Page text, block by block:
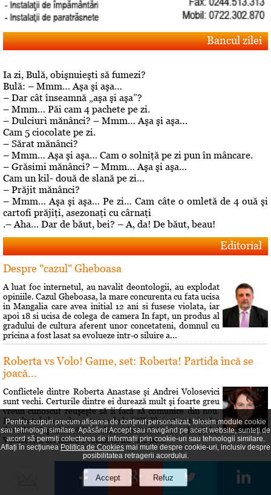
Bancul zilei
Ia zi, Bulă, obişnuieşti să fumezi?
Bulă: – Mmm… Aşa şi aşa…
– Dar cât înseamnă „aşa şi aşa”?
– Mmm… Păi cam 4 pachete pe zi.
– Dulciuri mănânci? – Mmm… Aşa şi aşa…
Cam 5 ciocolate pe zi.
– Sărat mănânci?
– Mmm… Aşa şi aşa… Cam o solniţă pe zi pun în mâncare.
– Grăsimi mănânci? – Mmm… Aşa şi aşa…
Cam un kil- două de slană pe zi…
– Prăjit mănânci?
– Mmm… Aşa şi aşa… Pe zi… Cam câte o omletă de 4 ouă şi
cartofi prăjiţi, asezonaţi cu cârnaţi
.– Aha… Dar de băut, bei? – A, da! De băut, beau!
Editorial
Despre "cazul" Gheboasa
A luat foc internetul, au navalit deontologii, au explodat
opiniile. Cazul Gheboasa, la mare concurenta cu fata ucisa
in Mangalia care avea initial 12 ani si fusese violata, iar
apoi 18 si ucisa de colega de camera In fapt, un produs al
gradului de cultura aferent unor concetateni, domnul cu
pricina a fost lasat sa evolueze intr-o siluire a...
Roberta vs Volo! Game, set: Roberta! Partida încă se
joacă...
Conflictele dintre Roberta Anastase şi Andrei Volosevici
sunt vechi. Certurile dintre ei durează mult şi foarte greu
vreun cunoscut reuşeşte să îi facă să comunice din nou.
Rezultatul alegerilor interne de la PNL Ploieşti este încă o
dovadă a faptului că liberalii au dorit să îi dea o lecţie lui
Volosevici, arâtându-i voalat că nu este pe...
Hai să îţi spun o poveste!
Prin 1951 Brâncusi a dorit să lase mostenire României
Pentru scopuri precum afișarea de conținut personalizat, folosim module cookie
sau tehnologii similare. Apăsând Accept sau navigând pe acest website, sunteți de
acord să permiți colectarea de informații prin cookie-uri sau tehnologii similare.
Aflați în secțiunea Politica de Cookies mai multe despre cookie-uri, inclusiv despre
posibilitatea retragerii acordului.